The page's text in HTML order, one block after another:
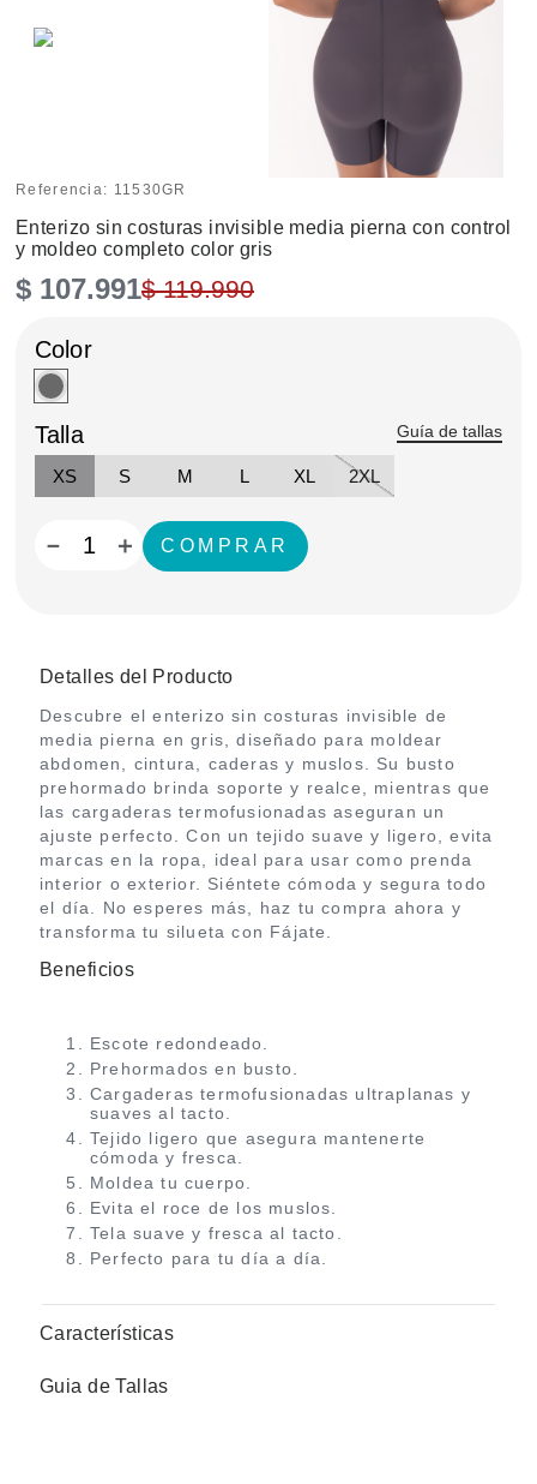
Referencia: 11530GR
Enterizo sin costuras invisible media pierna con control
y moldeo completo color gris
$ 107.991$ 119.990
Talla
XS S M L XL 2XL
Guía de tallas
＋
－
Detalles del Producto
Descubre el enterizo sin costuras invisible de
media pierna en gris, diseñado para moldear
abdomen, cintura, caderas y muslos. Su busto
prehormado brinda soporte y realce, mientras que
las cargaderas termofusionadas aseguran un
ajuste perfecto. Con un tejido suave y ligero, evita
marcas en la ropa, ideal para usar como prenda
interior o exterior. Siéntete cómoda y segura todo
el día. No esperes más, haz tu compra ahora y
transforma tu silueta con Fájate.
Beneficios
Escote redondeado.
Prehormados en busto.
Cargaderas termofusionadas ultraplanas y
suaves al tacto.
Tejido ligero que asegura mantenerte
cómoda y fresca.
Moldea tu cuerpo.
Evita el roce de los muslos.
Tela suave y fresca al tacto.
Perfecto para tu día a día.
Características
Guia de Tallas